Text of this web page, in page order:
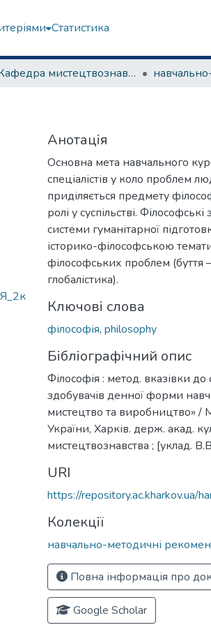
Статистика
Кафедра мистецтвознавства
Анотація
Основна мета навчального
спеціалістів у коло проблем
приділяється предмету
ролі у суспільстві.
системи гуманітарної
історико-філософською
філософських проблем (буття
глобалістика).
Ключові слова
філософія, philosophy
Бібліографічний опис
Філософія : метод. вказівки
здобувачів денної форми
мистецтво та виробництво» /
України, Харків. держ. акад.
мистецтвознавства ; [уклад.
URI
https://
Колекції
навчально-методичні
Повна інформація про
Google Scholar